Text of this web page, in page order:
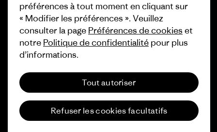
© 2026 Patagonia, Inc. All Rights Reserved.
français
préférences à tout moment en cliquant sur
« Modifier les préférences ». Veuillez
consulter la page Préférences de cookies et
notre Politique de confidentialité pour plus
d’informations.
Tout autoriser
Refuser les cookies facultatifs